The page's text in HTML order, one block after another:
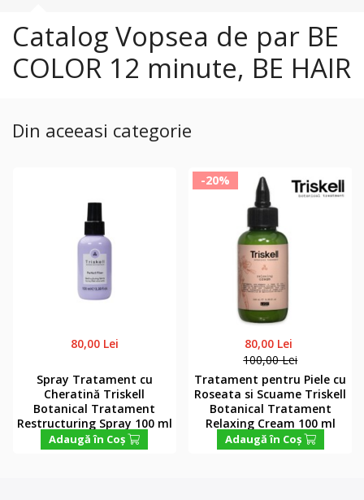
Catalog Vopsea de par BE
COLOR 12 minute, BE HAIR
Din aceeasi categorie
80,00 Lei
Spray Tratament cu
Cheratină Triskell
Botanical Tratament
Restructuring Spray 100 ml
Adaugă în Coş
-20%
80,00 Lei
100,00 Lei
Tratament pentru Piele cu
Roseata si Scuame Triskell
Botanical Tratament
Relaxing Cream 100 ml
Adaugă în Coş